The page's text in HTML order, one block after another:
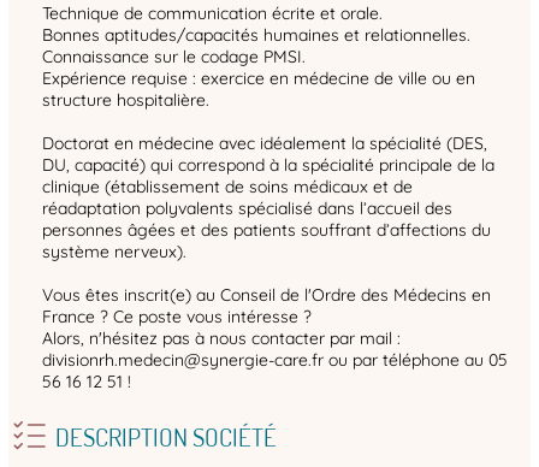
Technique de communication écrite et orale.
Bonnes aptitudes/capacités humaines et relationnelles.
Connaissance sur le codage PMSI.
Expérience requise : exercice en médecine de ville ou en
structure hospitalière.
Doctorat en médecine avec idéalement la spécialité (DES,
DU, capacité) qui correspond à la spécialité principale de la
clinique (établissement de soins médicaux et de
réadaptation polyvalents spécialisé dans l’accueil des
personnes âgées et des patients souffrant d’affections du
système nerveux).
Vous êtes inscrit(e) au Conseil de l'Ordre des Médecins en
France ? Ce poste vous intéresse ?
Alors, n'hésitez pas à nous contacter par mail :
divisionrh.medecin@synergie-care.fr ou par téléphone au 05
56 16 12 51 !
DESCRIPTION SOCIÉTÉ